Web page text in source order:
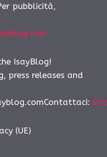
pubblicità,
IsayBlog!
press releases and
(UE)